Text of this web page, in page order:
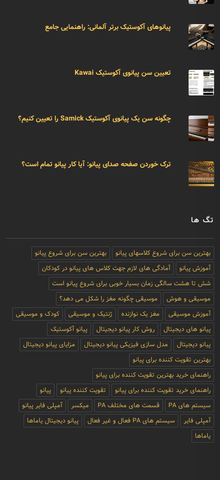
پیانوهای آکوستیک برتر آلمانی: راهنمایی جامع
تعیین سن پیانوی آکوستیک Kawai
چگونه سن یک پیانوی آکوستیک Samick را تعیین کنیم؟
ترک خوردن صفحه صدای پیانو: آیا کار پیانو تمام است؟
تگ ها
بهترین سن برای شروع کلاسهای پیانو
بهترین سن برای شروع پیانو
آموزش پیانو
آمادگی های لازم جهت کلاس های پیانو در کودکان
شش تا هشت سالگی زمان بسیار خوبی برای شروع پیانو است
موسیقی و هوش
موسیقی چگونه مغز را شکل می دهد؟
آموزش موسیقی
مغز یک نوازنده ژنتیک و موسیقی
کودک و موسیقی
پیانو های دیجیتال
روش کار پیانو دیجیتال
پیانو آکوستیک
پیانو دیجیتال
مدل سازی فیزیکی پیانو دیجیتال
مزایای پیانو دیجیتال
بهترین تقویت کننده برای پیانو
راهنمای خرید بهترین تقویت کننده برای پیانو
راهنمای خرید تقویت کننده برای پیانو
تقویت کننده پیانو
پیانو
سیستم های PA
قسمت های مختلف PA میکسر
آمپلی فایر پیانو
آمپلی فایر
سیستم های PA فعال و غیر فعال
پیانو دیجیتال یاماها
یاماها